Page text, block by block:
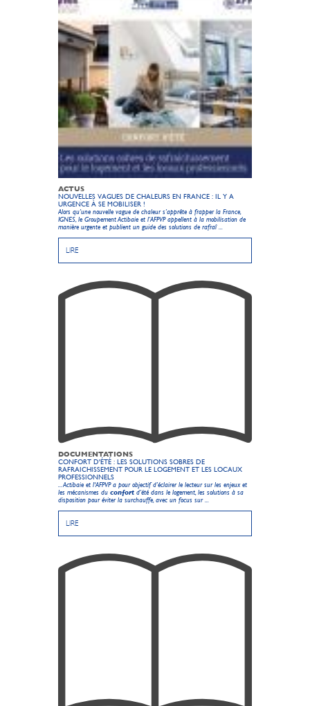
ACTUS
NOUVELLES VAGUES DE CHALEURS EN FRANCE : IL Y A
URGENCE À SE MOBILISER !
Alors qu’une nouvelle vague de chaleur s’apprête à frapper la France,
IGNES, le Groupement Actibaie et l’AFPVP appellent à la mobilisation de
manière urgente et publient un guide des solutions de rafraî ...
LIRE
DOCUMENTATIONS
CONFORT D'ÉTÉ : LES SOLUTIONS SOBRES DE
RAFRAICHISSEMENT POUR LE LOGEMENT ET LES LOCAUX
PROFESSIONNELS
... Actibaie et l'AFPVP a pour objectif d’éclairer le lecteur sur les enjeux et
les mécanismes du confort d’été dans le logement, les solutions à sa
disposition pour éviter la surchauffe, avec un focus sur ...
LIRE